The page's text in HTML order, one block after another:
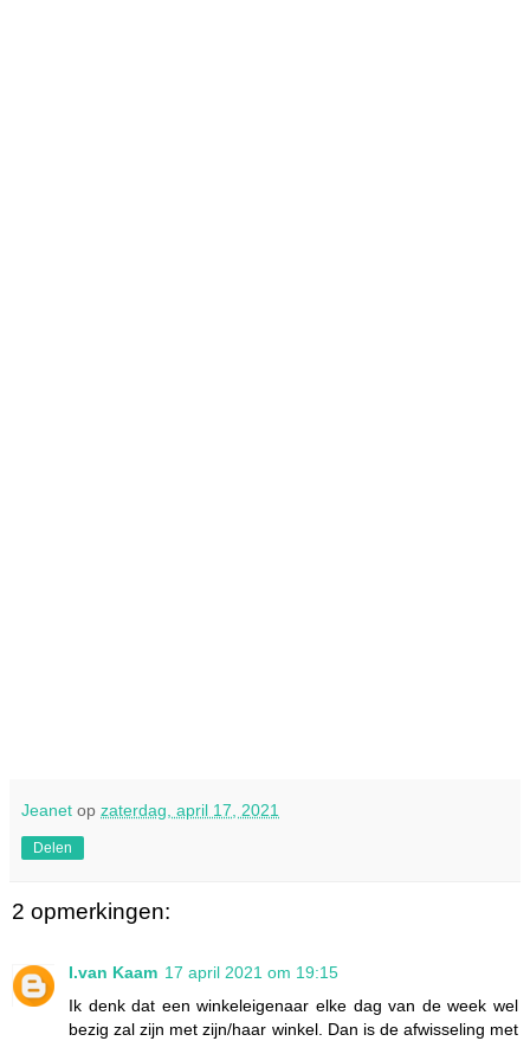
Jeanet op zaterdag, april 17, 2021
Delen
2 opmerkingen:
I.van Kaam 17 april 2021 om 19:15
Ik denk dat een winkeleigenaar elke dag van de week wel
bezig zal zijn met zijn/haar winkel. Dan is de afwisseling met